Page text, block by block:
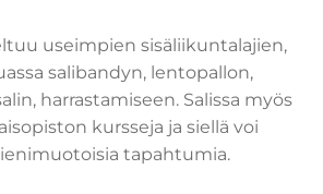
useimpien sisäliikuntalajien,
salibandyn, lentopallon,
harrastamiseen. Salissa myös
kursseja ja siellä voi
tapahtumia.